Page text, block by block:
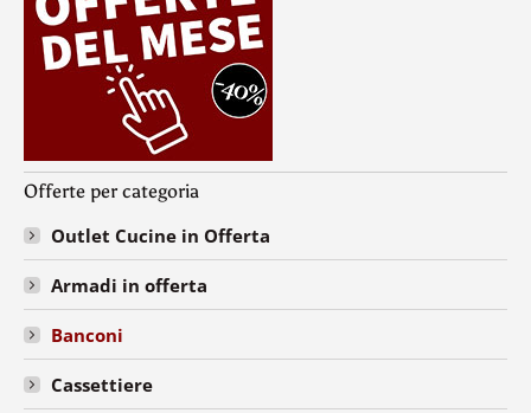
Offerte per categoria
Outlet Cucine in Offerta
Armadi in offerta
Banconi
Cassettiere